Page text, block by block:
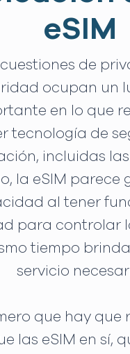
eSIM
cuestiones de
ocupan un
en lo que
tecnología de
incluidas las
la eSIM parece
al tener
para controlar
tiempo
servicio
que hay que
las eSIM en sí,